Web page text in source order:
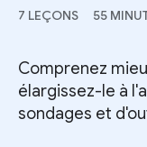
7 LEÇONS 55
Comprenez
élargissez-le à
sondages et